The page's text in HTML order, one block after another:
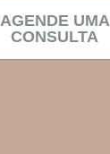
AGENDE UMA
CONSULTA